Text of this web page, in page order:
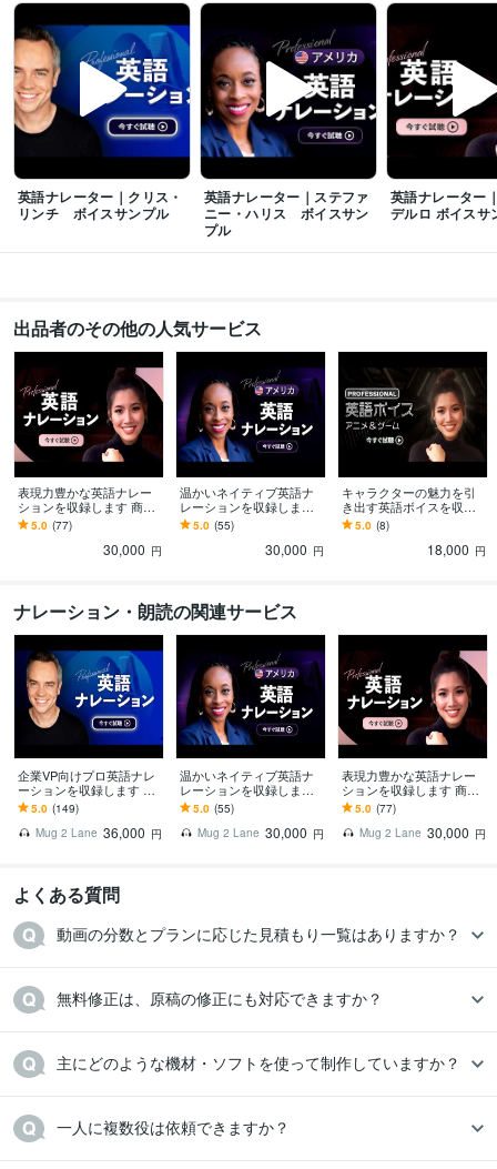
Word文書処理技能認定試験 1級
PowerPointプレゼンテーション技能認定試験 上級
ICTプロフィシエンシー検定試験 準2級 取得年 : 2019年
ビジネス・クリエイティブツール
Adobe Premiere Pro:5年Word:9年Excel:9年 PowerPoint:9年
iZotope RX:7年Waves:15年
その他ツール
DAW (Cubase, Nuendo):16年
映像制作
英語版
ライティング・翻訳 ネイティブ翻訳（日本語100文字～）
ブチェック（500単語～）
翻訳 映像翻訳 ローカライズ ネイティブチェック 校正
語学力
英語 ビジネスレベル
英語ナレーター｜クリス・
リンチ ボイスサンプル
英語ナレーター｜ステファ
ニー・ハリス ボイスサン
プル
英語ナレーター
デルロ ボイスサ
出品者のその他の人気サービス
表現力豊かな英語ナレー
ションを収録します 商用
フルパッケージ｜著作権
譲渡・無料修正込み
5.0 (77)
30,000 円
温かいネイティブ英語ナ
レーションを収録します
商用フルパッケージ｜著
作権譲渡・無料修正込み
5.0 (55)
30,000 円
キャラクターの魅力を引
き出す英語ボイスを収録
します 細かい演技リクエ
ストも歓迎｜短納期・修
正2回プランあり
5.0 (8)
18,000 円
ナレーション・朗読の関連サービス
企業VP向けプロ英語ナレ
ーションを収録します 商
用フルパッケージ｜著作
権譲渡・無料修正込み
5.0 (149)
Mug 2 Lane 36,000 円
温かいネイティブ英語ナ
レーションを収録します
商用フルパッケージ｜著
作権譲渡・無料修正込み
5.0 (55)
Mug 2 Lane 30,000 円
表現力豊かな英語ナレー
ションを収録します 商用
フルパッケージ｜著作権
譲渡・無料修正込み
5.0 (77)
Mug 2 Lane 30,000 円
よくある質問
動画の分数とプランに応じた見積もり一覧はありますか？
無料修正は、原稿の修正にも対応できますか？
主にどのような機材・ソフトを使って制作していますか？
一人に複数役は依頼できますか？